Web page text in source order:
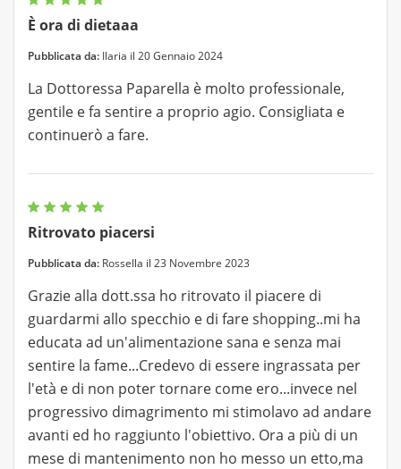
È ora di dietaaa
Pubblicata da: Ilaria il 20 Gennaio 2024
La Dottoressa Paparella è molto professionale,
gentile e fa sentire a proprio agio. Consigliata e
continuerò a fare.
Ritrovato piacersi
Pubblicata da: Rossella il 23 Novembre 2023
Grazie alla dott.ssa ho ritrovato il piacere di
guardarmi allo specchio e di fare shopping..mi ha
educata ad un'alimentazione sana e senza mai
sentire la fame...Credevo di essere ingrassata per
l'età e di non poter tornare come ero...invece nel
progressivo dimagrimento mi stimolavo ad andare
avanti ed ho raggiunto l'obiettivo. Ora a più di un
mese di mantenimento non ho messo un etto,ma